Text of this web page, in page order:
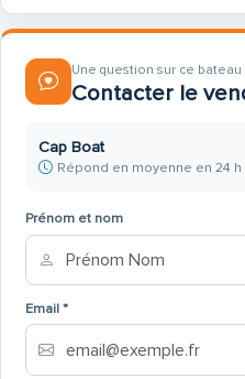
Une question sur ce bateau
Contacter le
Cap Boat
Répond en moyenne en 24 h
Prénom et nom
Email *